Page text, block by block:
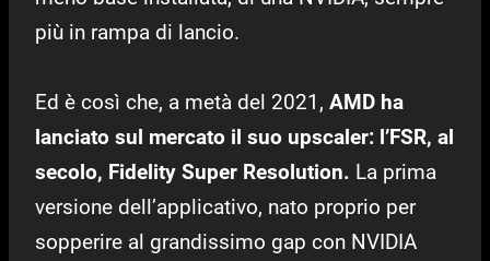
più in rampa di lancio.
Ed è così che, a metà del 2021, AMD ha
lanciato sul mercato il suo upscaler: l’FSR, al
secolo, Fidelity Super Resolution. La prima
versione dell’applicativo, nato proprio per
sopperire al grandissimo gap con NVIDIA